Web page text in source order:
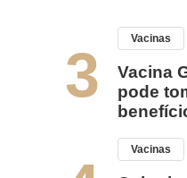
3
Vacinas
Vacina
pode
Vacinas